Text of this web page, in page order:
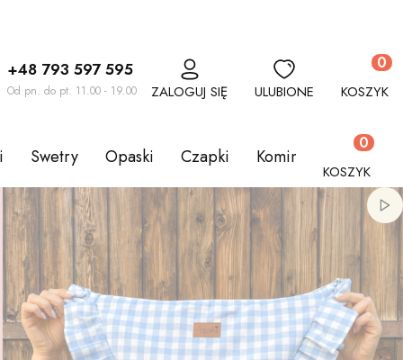
+48 793 597 595
Od pn. do pt. 11.00 - 19.00 ZALOGUJ SIĘ ULUBIONE KOSZYK
Swetry Opaski Czapki Kominy Komplety
KOSZYK